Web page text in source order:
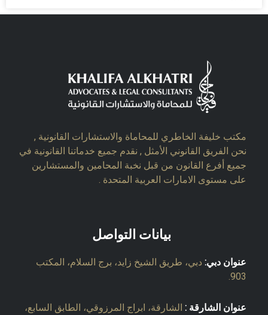
مكتب خليفة الخاطري للمحاماة والاستشارات القانونية ,
نحن الفريق القانوني الأمثل , نقدم جميع خدماتنا القانونية في
جميع أفرع القانون من قبل نخبة المحامين والمستشارين
على مستوى الامارات العربية المتحدة .
بيانات التواصل
عنوان دبي: دبي، طريق الشيخ زايد، برج السلام، المكتب
903.
عنوان الشارقة : الشارقة، ابراج المرزوقي، الطابق السابع،